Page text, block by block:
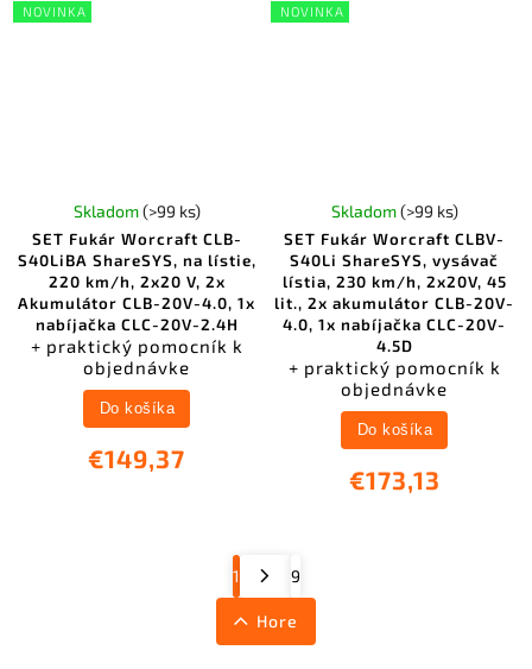
NOVINKA
SET Fukár Worcraft CLB-
S40LiBA ShareSYS, na lístie,
220 km/h, 2x20 V, 2x
Akumulátor CLB-20V-4.0, 1x
nabíjačka CLC-20V-2.4H
+ praktický pomocník k
objednávke
Skladom(>99 ks)
€149,37
Do košíka
NOVINKA
SET Fukár Worcraft CLBV-
S40Li ShareSYS, vysávač
lístia, 230 km/h, 2x20V, 45
lit., 2x akumulátor CLB-20V-
4.0, 1x nabíjačka CLC-20V-
4.5D
+ praktický pomocník k
objednávke
Skladom(>99 ks)
€173,13
Do košíka
1 9
Hore